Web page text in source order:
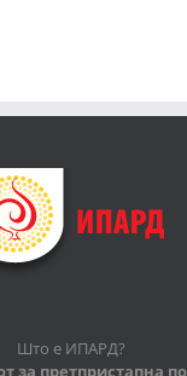
Што е ИПАРД?
за претпристапна